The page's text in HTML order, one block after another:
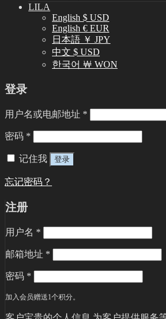
LILA
English $ USD
English € EUR
日本語 ￥ JPY
中文 $ USD
한국어 ￦ WON
登录
用户名或电邮地址 *
密码 *
记住我 登录
忘记密码？
注册
用户名 *
邮箱地址 *
密码 *
加入会员赠送1个积分。